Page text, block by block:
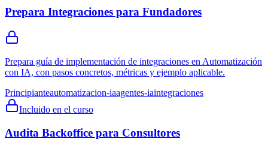
Prepara Integraciones para Fundadores
Prepara guía de implementación de integraciones en Automatización
con IA, con pasos concretos, métricas y ejemplo aplicable.
Principianteautomatizacion-iaagentes-iaintegraciones
Incluido en el curso
Audita Backoffice para Consultores